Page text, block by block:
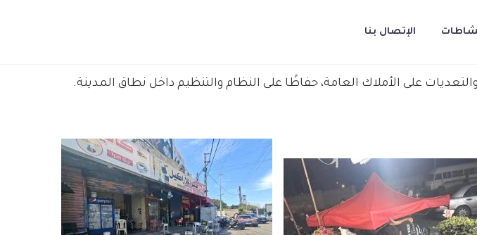
الإتصال بنا
على الأملاك العامة، حفاظًا على النظام والتنظيم داخل نطاق المدينة.